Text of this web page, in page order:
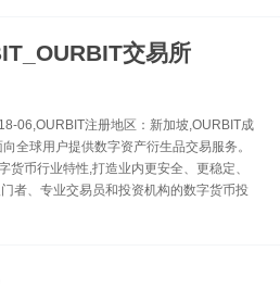
交易所
06,OURBIT注册地区：新加坡,OURBIT成
全球用户提供数字资产衍生品交易服务。
币行业特性,打造业内更安全、更稳定、
者、专业交易员和投资机构的数字货币投